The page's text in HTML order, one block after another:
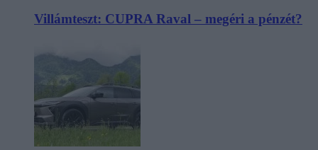
Villámteszt: CUPRA Raval – megéri a pénzét?